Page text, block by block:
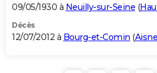
09/05/1930 à Neuilly-sur-Seine (
Décès
12/07/2012 à Bourg-et-Comin (Aisne